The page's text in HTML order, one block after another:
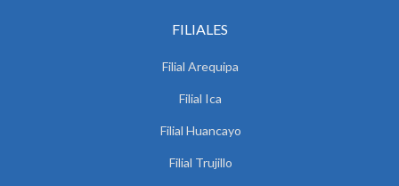
FILIALES
Filial Arequipa
Filial Ica
Filial Huancayo
Filial Trujillo